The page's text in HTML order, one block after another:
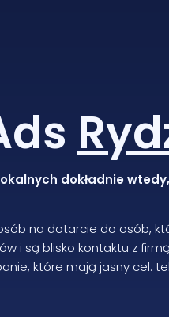
dokładnie
na dotarcie do osób,
i są blisko kontaktu z
które mają jasny cel: